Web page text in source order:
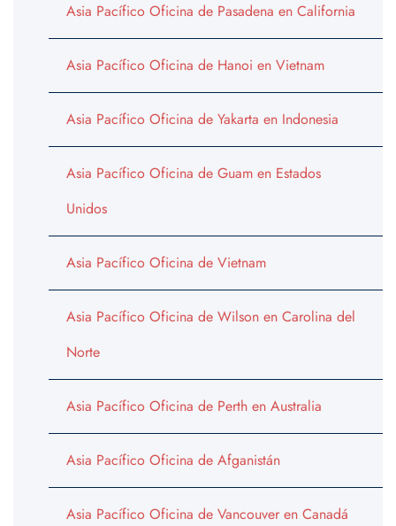
Asia Pacífico Oficina de Pasadena en California
Asia Pacífico Oficina de Hanoi en Vietnam
Asia Pacífico Oficina de Yakarta en Indonesia
Asia Pacífico Oficina de Guam en Estados
Unidos
Asia Pacífico Oficina de Vietnam
Asia Pacífico Oficina de Wilson en Carolina del
Norte
Asia Pacífico Oficina de Perth en Australia
Asia Pacífico Oficina de Afganistán
Asia Pacífico Oficina de Vancouver en Canadá